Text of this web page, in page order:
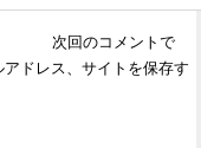
次回のコメントで
ドレス、サイトを保存す